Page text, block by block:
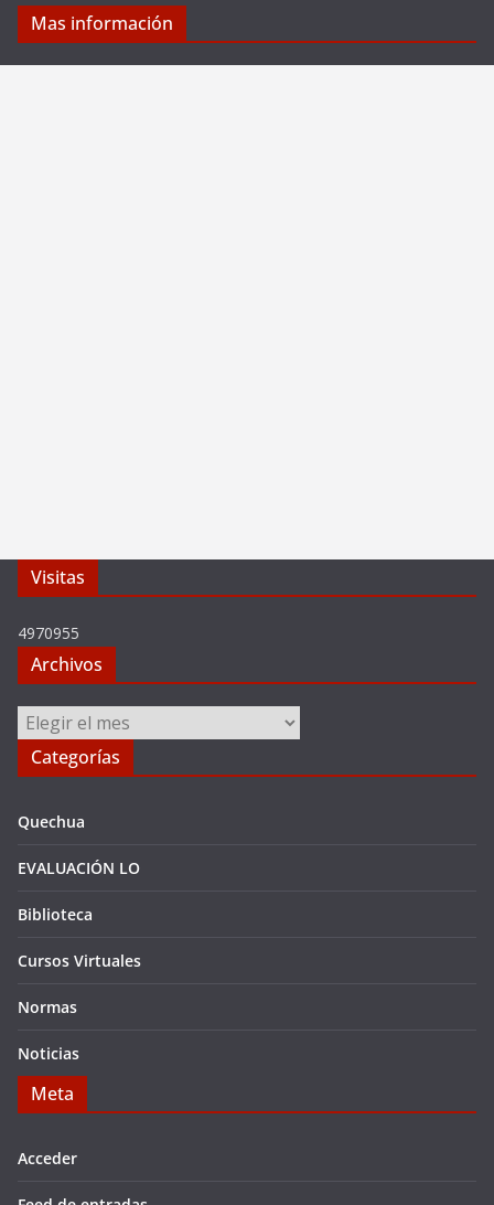
Mas información
Visitas
4970955
Archivos
Archivos
Categorías
Quechua
EVALUACIÓN LO
Biblioteca
Cursos Virtuales
Normas
Noticias
Meta
Acceder